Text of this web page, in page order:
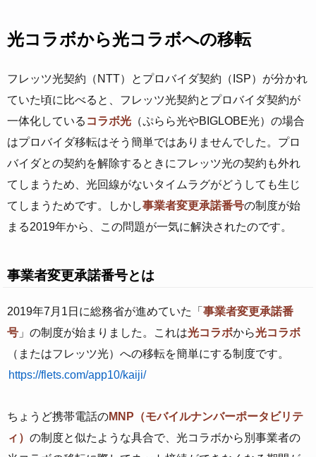
光コラボから光コラボへの移転
フレッツ光契約（NTT）とプロバイダ契約（ISP）が分かれ
ていた頃に比べると、フレッツ光契約とプロバイダ契約が
一体化している コラボ光 （ぷらら光やBIGLOBE光）の場合
はプロバイダ移転はそう簡単ではありませんでした。プロ
バイダとの契約を解除するときにフレッツ光の契約も外れ
てしまうため、光回線がないタイムラグがどうしても生じ
てしまうためです。しかし事業者変更承諾番号の制度が始
まる2019年から、この問題が一気に解決されたのです。
事業者変更承諾番号とは
2019年7月1日に総務省が進めていた「 事業者変更承諾番
号 」の制度が始まりました。これは光コラボから光コラボ
（またはフレッツ光）への移転を簡単にする制度です。
https://flets.com/app10/kaiji/
ちょうど携帯電話のMNP（モバイルナンバーポータビリテ
ィ） の制度と似たような具合で、光コラボから別事業者の